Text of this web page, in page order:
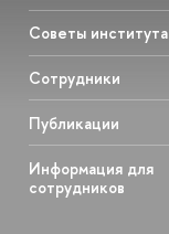
Советы института
Сотрудники
Публикации
Информация для
сотрудников